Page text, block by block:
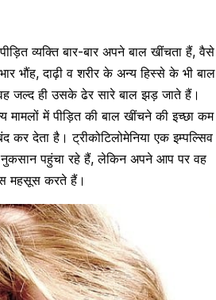
व्यक्ति बार-बार अपने बाल खींचता हैं, वैसे
भौंह, दाढ़ी व शरीर के अन्य हिस्से के भी बाल
जल्द ही उसके ढेर सारेबाल झड़ जाते हैं।
मामलों में पीड़ित की बाल खींचने की इच्छा कम
देता है। ट्रीकोटिलोमेनिया एक इम्पल्सिव
नुकसान पहुंचा रहे हैं, लेकिन अपने आप पर वह
महसूस करते हैं।